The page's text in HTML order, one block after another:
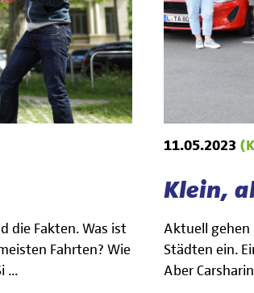
die Fakten. Was ist
Fahrten? Wie
...
11.05.2023
Klein,
Aktuell gehen
Städten ein.
Aber